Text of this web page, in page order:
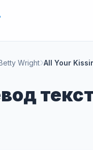
Wright All Your